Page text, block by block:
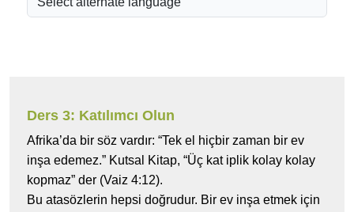
Ders 3: Katılımcı Olun
Afrika’da bir söz vardır: “Tek el hiçbir zaman bir ev
inşa edemez.” Kutsal Kitap, “Üç kat iplik kolay kolay
kopmaz” der (Vaiz 4:12).
Bu atasözlerin hepsi doğrudur. Bir ev inşa etmek için